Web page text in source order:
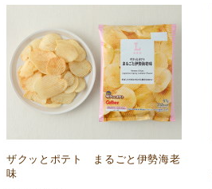
ザクッとポテト まるごと伊勢海老
味